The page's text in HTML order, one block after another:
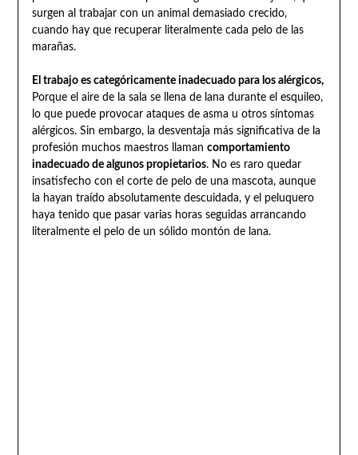
surgen al trabajar con un animal demasiado crecido,
cuando hay que recuperar literalmente cada pelo de las
marañas.
El trabajo es categóricamente inadecuado para los alérgicos,
Porque el aire de la sala se llena de lana durante el esquileo,
lo que puede provocar ataques de asma u otros síntomas
alérgicos. Sin embargo, la desventaja más significativa de la
profesión muchos maestros llaman comportamiento
inadecuado de algunos propietarios. No es raro quedar
insatisfecho con el corte de pelo de una mascota, aunque
la hayan traído absolutamente descuidada, y el peluquero
haya tenido que pasar varias horas seguidas arrancando
literalmente el pelo de un sólido montón de lana.